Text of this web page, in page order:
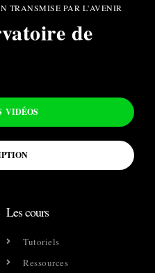
TRANSMISE PAR L'AVENIR
de
VIDÉOS
Les cours
Tutoriels
Ressources